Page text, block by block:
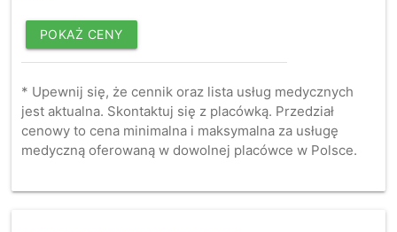
POKAŻ CENY
* Upewnij się, że cennik oraz lista usług medycznych
jest aktualna. Skontaktuj się z placówką. Przedział
cenowy to cena minimalna i maksymalna za usługę
medyczną oferowaną w dowolnej placówce w Polsce.